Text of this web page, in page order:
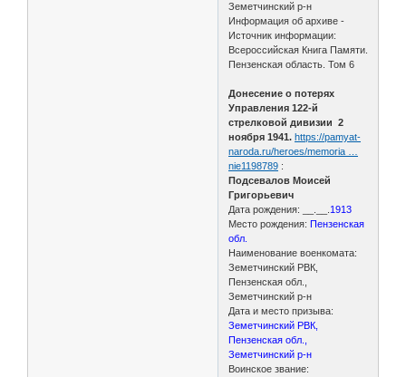
Земетчинский р-н
Информация об архиве -
Источник информации:
Всероссийская Книга Памяти.
Пензенская область. Том 6
Донесение о потерях
Управления 122-й
стрелковой дивизии 2
ноября 1941. https://pamyat-
naroda.ru/heroes/memoria …
nie1198789 :
Подсевалов Моисей
Григорьевич
Дата рождения: __.__.1913
Место рождения: Пензенская
обл.
Наименование военкомата:
Земетчинский РВК,
Пензенская обл.,
Земетчинский р-н
Дата и место призыва:
Земетчинский РВК,
Пензенская обл.,
Земетчинский р-н
Воинское звание: